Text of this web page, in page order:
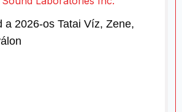
a 2026-os Tatai Víz, Zene,